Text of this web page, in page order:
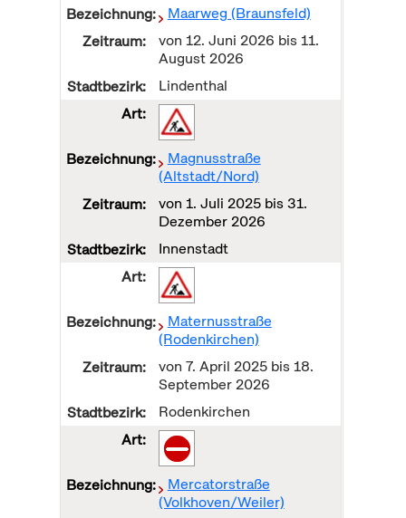
Maarweg (Braunsfeld)
von 12. Juni 2026 bis 11.
August 2026
Lindenthal
Magnusstraße
(Altstadt/Nord)
von 1. Juli 2025bis31.
Dezember 2026
Innenstadt
Maternusstraße
(Rodenkirchen)
von 7. April 2025bis 18.
September 2026
Rodenkirchen
Mercatorstraße
(Volkhoven/Weiler)